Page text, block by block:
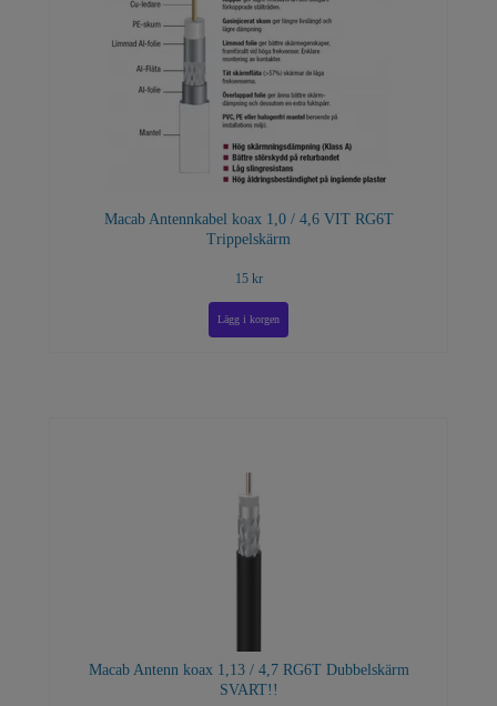
Macab Antennkabel koax 1,0 / 4,6 VIT RG6T
Trippelskärm
15 kr
Macab Antenn koax 1,13 / 4,7 RG6T Dubbelskärm
SVART!!